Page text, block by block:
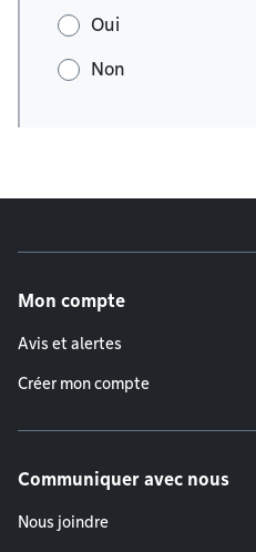
Oui
Non
Mon compte
Avis et alertes
Créer mon compte
Communiquer avec nous
Nous joindre